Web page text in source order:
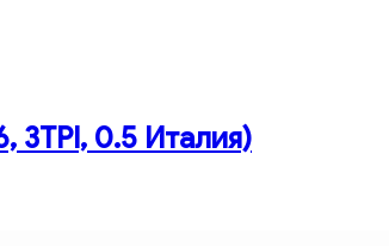
3TPI, 0.5 Италия)